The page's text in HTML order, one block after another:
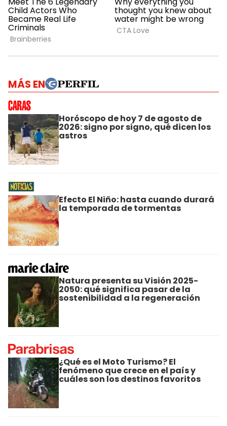
MÁS EN
Horóscopo de hoy 7 de agosto de
2026: signo por signo, qué dicen los
astros
Efecto El Niño: hasta cuando durará
la temporada de tormentas
Natura presenta su Visión 2025-
2050: qué significa pasar de la
sostenibilidad a la regeneración
¿Qué es el Moto Turismo? El
fenómeno que crece en el país y
cuáles son los destinos favoritos